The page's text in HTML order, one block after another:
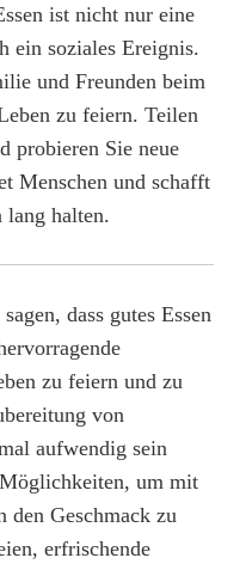
ist nicht nur eine
ein soziales Ereignis.
und Freunden beim
zu feiern. Teilen
probieren Sie neue
Menschen und schafft
lang halten.
dass gutes Essen
zu feiern und zu
von
aufwendig sein
um mit
den Geschmack zu
erfrischende